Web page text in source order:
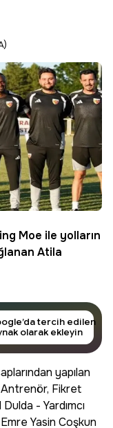
Moe ile yolların
Atila
tercih edilen
olarak ekleyin
yapılan
Antrenör, Fikret
- Yardımcı
Yasin Coşkun